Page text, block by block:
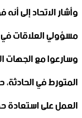
وأشار الاتحاد إلى
مسؤولي العلاقات في
وسارعوا مع الجهات
المتورط في
العمل على استعادة